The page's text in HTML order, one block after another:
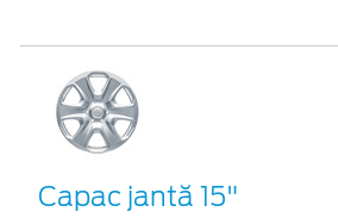
Capac jantă 15"